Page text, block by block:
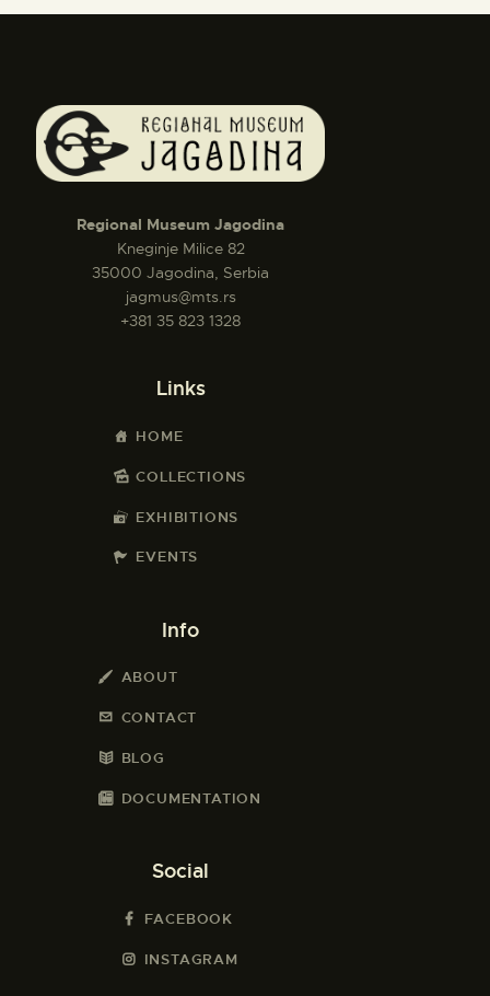
Regional Museum Jagodina
Kneginje Milice 82
35000 Jagodina, Serbia
jagmus@mts.rs
+381 35 823 1328
Links
HOME
COLLECTIONS
EXHIBITIONS
EVENTS
Info
ABOUT
CONTACT
BLOG
DOCUMENTATION
Social
FACEBOOK
INSTAGRAM